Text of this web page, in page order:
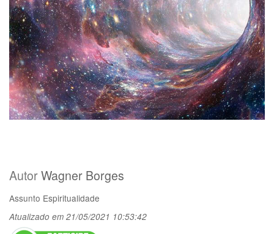
AutorWagner Borges
Assunto Espiritualidade
Atualizado em 21/05/2021 10:53:42